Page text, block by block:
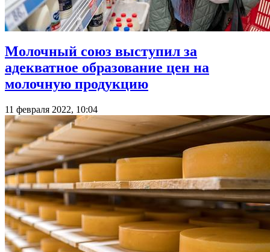
Молочный союз выступил за
адекватное образование цен на
молочную продукцию
11 февраля 2022, 10:04